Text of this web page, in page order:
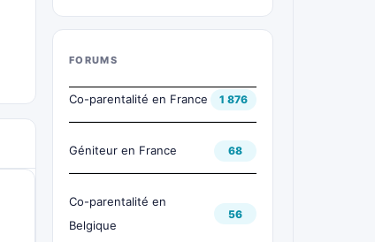
FORUMS
Co-parentalité en France 1 876
Géniteur en France 68
Co-parentalité en
Belgique
56